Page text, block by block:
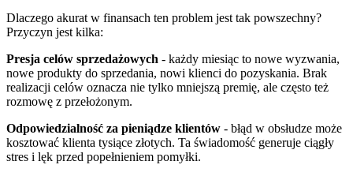
Dlaczego akurat w finansach ten problem jest tak powszechny?
Przyczyn jest kilka:
Presja celów sprzedażowych - każdy miesiąc to nowe wyzwania,
nowe produkty do sprzedania, nowi klienci do pozyskania. Brak
realizacji celów oznacza nie tylko mniejszą premię, ale często też
rozmowę z przełożonym.
Odpowiedzialność za pieniądze klientów - błąd w obsłudze może
kosztować klienta tysiące złotych. Ta świadomość generuje ciągły
stres i lęk przed popełnieniem pomyłki.